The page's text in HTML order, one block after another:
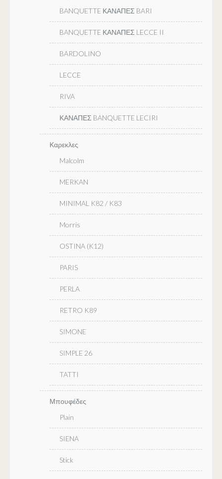
BANQUETTE ΚΑΝΑΠΕΣ BARI
BANQUETTE ΚΑΝΑΠΕΣ LECCE II
BARDOLINO
LECCE
RIVA
ΚΑΝΑΠΕΣ BANQUETTE LECIRI
Καρεκλες
Malcolm
MERKAN
MINIMAL K82 / K83
Morris
OSTINA (K12)
PARIS
PERLA
RETRO K89
SIMONE
SIMPLE 26
TATTI
Μπουφέδες
Plain
SIENA
Stick